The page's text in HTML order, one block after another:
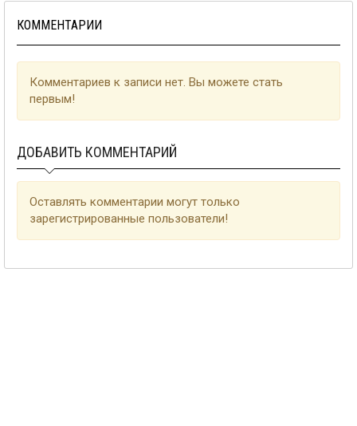
КОММЕНТАРИИ
Комментариев к записи нет. Вы можете стать
первым!
ДОБАВИТЬ КОММЕНТАРИЙ
Оставлять комментарии могут только
зарегистрированные пользователи!